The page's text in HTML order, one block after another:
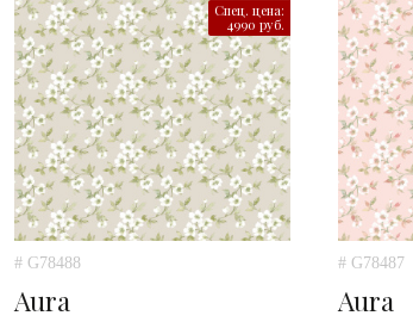
Спец. цена:
4990 руб.
# G78488
Aura
# G78487
Aura